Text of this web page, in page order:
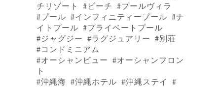
チリゾート #ビーチ #プールヴィラ
#プール #インフィニティープール #ナ
イトプール #プライベートプール
#ジャグジー #ラグジュアリー #別荘
#コンドミニアム
#オーシャンビュー #オーシャンフロン
ト
#沖縄海 #沖縄ホテル #沖縄ステイ #